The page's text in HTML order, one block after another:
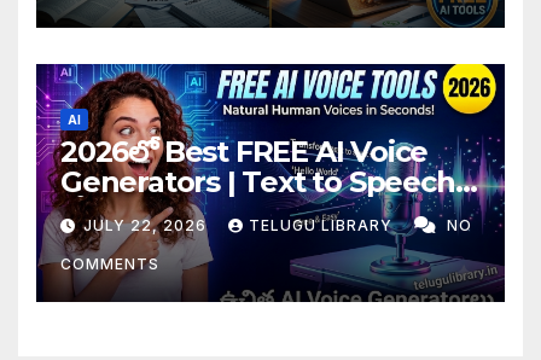
AI
2026లో Best FREE AI Voice
Generators | Text to Speech
కోసం Top 4 AI Tools
JULY 22, 2026 TELUGU LIBRARY NO
COMMENTS